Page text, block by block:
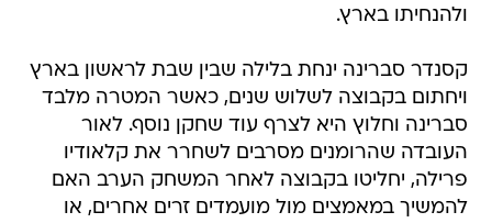
ולהנחיתו בארץ.
קסנדר סברינה ינחת בלילה שבין שבת לראשון בארץ
ויחתום בקבוצה לשלוש שנים, כאשר המטרה מלבד
סברינה וחלוץ היא לצרף עוד שחקן נוסף. לאור
העובדה שהרומנים מסרבים לשחרר את קלאודיו
פרילה, יחליטו בקבוצה לאחר המשחק הערב האם
להמשיך במאמצים מול מועמדים זרים אחרים, או